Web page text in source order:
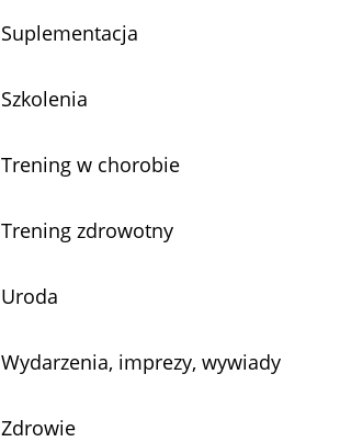
Suplementacja
Szkolenia
Trening w chorobie
Trening zdrowotny
Uroda
Wydarzenia, imprezy, wywiady
Zdrowie